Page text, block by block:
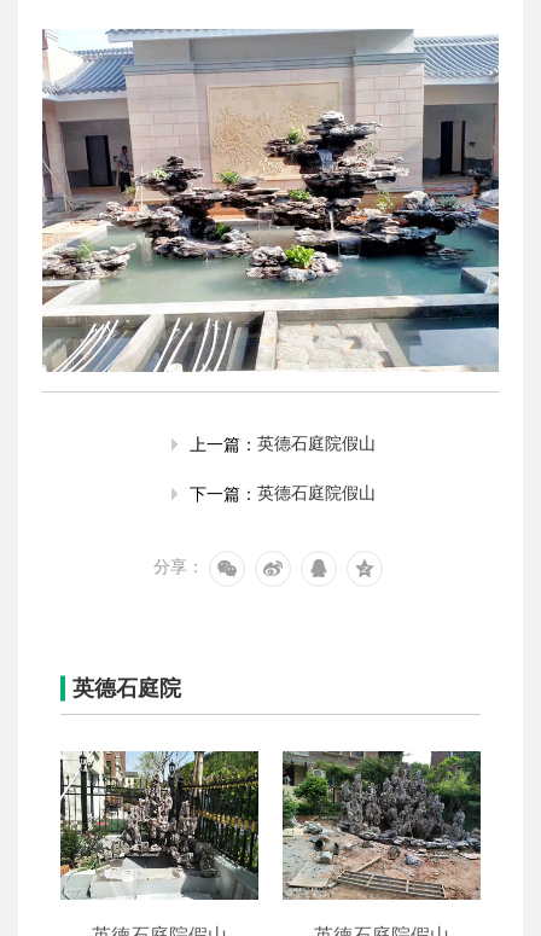
上一篇： 英德石庭院假山
下一篇： 英德石庭院假山
分享：
英德石庭院